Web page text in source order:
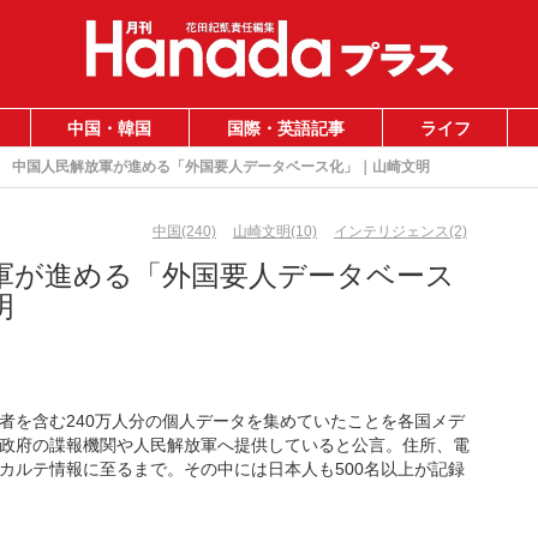
中国・韓国 国際・英語記事 ライフ
中国人民解放軍が進める「外国要人データベース化」｜山崎文明
中国(240) 山崎文明(10) インテリジェンス(2)
が進める「外国要人データベース
を含む240万人分の個人データを集めていたことを各国メデ
府の諜報機関や人民解放軍へ提供していると公言。住所、電
ルテ情報に至るまで。その中には日本人も500名以上が記録